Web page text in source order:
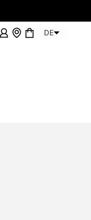
Anmelden
Showrooms
Warenkorb
DE